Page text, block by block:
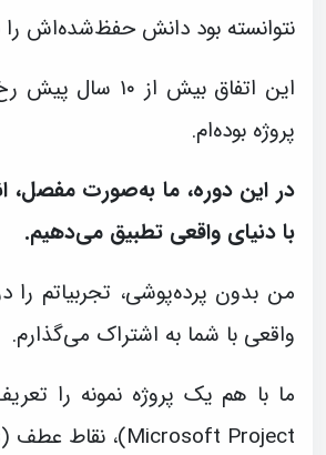
نتوانسته بود دانش حفظ‌شده‌اش را
این اتفاق
پروژه بوده‌ام.
در این دوره، ما به‌صورت مفصل،
با دنیای واقعی تطبیق می‌دهیم.
من بدون پرده‌پوشی، تجربیاتم را
واقعی با شما به اشتراک می‌گذارم.
Microsoft Project)، نقاط عطف (Milestones) را تعیین و مراحل پروژه را تخمین می‌زنیم.